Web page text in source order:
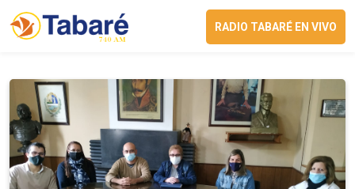
RADIO TABARÉ EN VIVO